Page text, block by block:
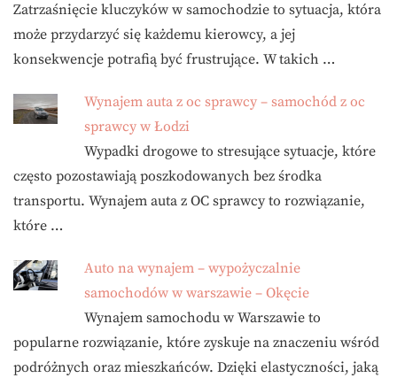
Zatrzaśnięcie kluczyków w samochodzie to sytuacja, która
może przydarzyć się każdemu kierowcy, a jej
konsekwencje potrafią być frustrujące. W takich …
Wynajem auta z oc sprawcy – samochód z oc
sprawcy w Łodzi
Wypadki drogowe to stresujące sytuacje, które
często pozostawiają poszkodowanych bez środka
transportu. Wynajem auta z OC sprawcy to rozwiązanie,
które …
Auto na wynajem – wypożyczalnie
samochodów w warszawie – Okęcie
Wynajem samochodu w Warszawie to
popularne rozwiązanie, które zyskuje na znaczeniu wśród
podróżnych oraz mieszkańców. Dzięki elastyczności, jaką